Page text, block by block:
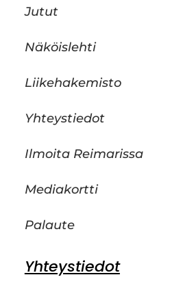
Jutut
Näköislehti
Liikehakemisto
Yhteystiedot
Ilmoita Reimarissa
Mediakortti
Palaute
Yhteystiedot